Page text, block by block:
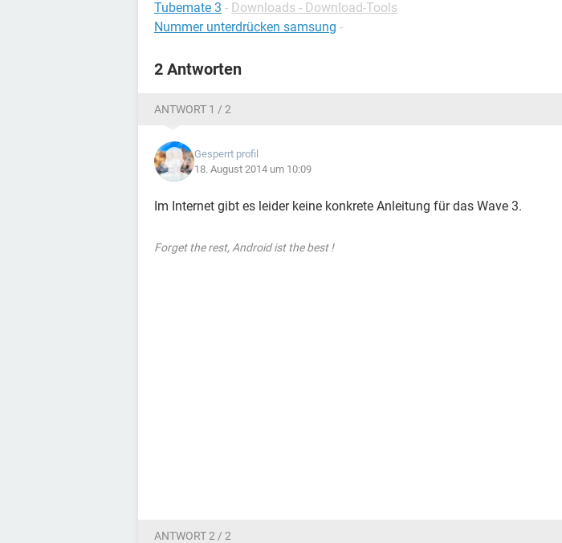
Tubemate 3 - Downloads - Download-Tools
Nummer unterdrücken samsung -
2 Antworten
ANTWORT 1 / 2
Gesperrt profil
18. August 2014 um 10:09
Im Internet gibt es leider keine konkrete Anleitung für das Wave 3.
Forget the rest, Android ist the best !
ANTWORT 2 / 2